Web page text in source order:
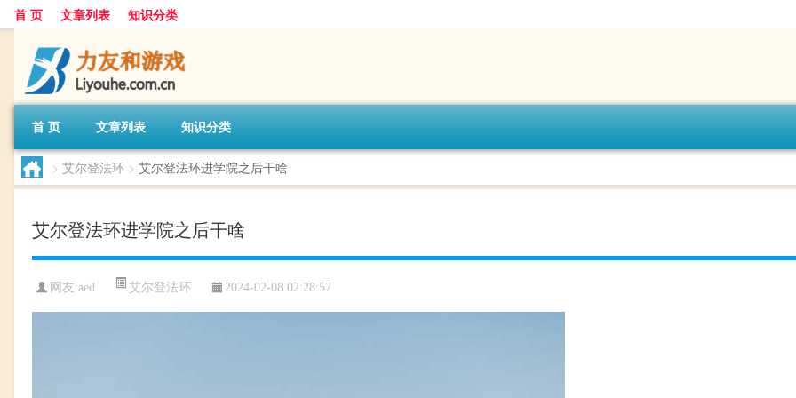
首 页 文章列表 知识分类
首 页 文章列表 知识分类
> 艾尔登法环 > 艾尔登法环进学院之后干啥
艾尔登法环进学院之后干啥
网友:aed 艾尔登法环 2024-02-08 02:28:57